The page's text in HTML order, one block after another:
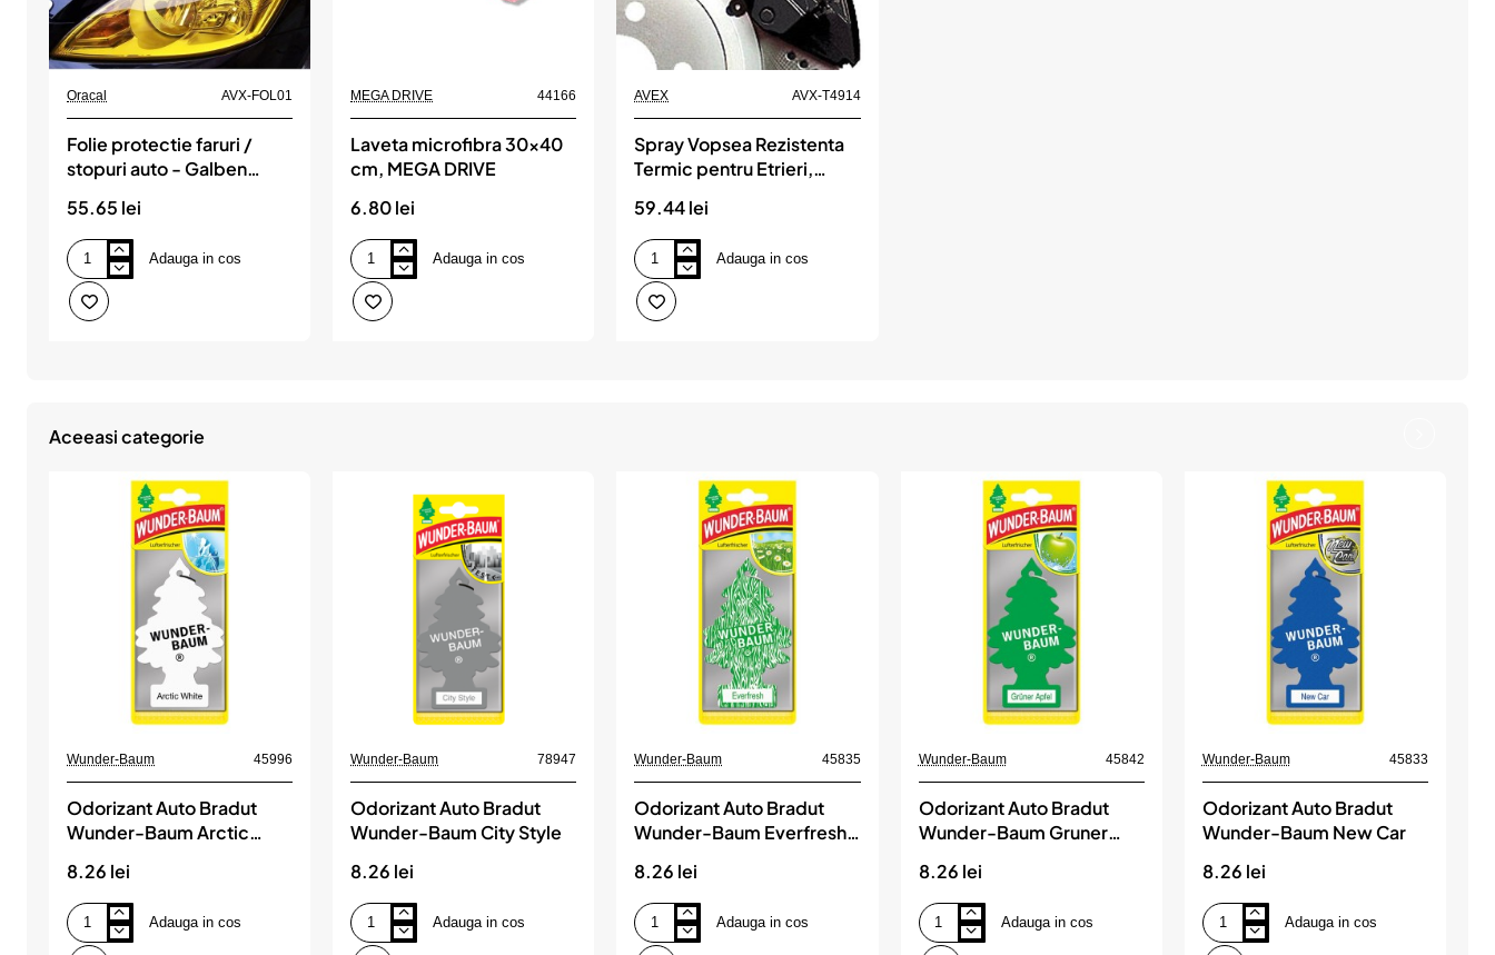
Produs de top
Oracal AVX-FOL01
Folie protectie faruri /
stopuri auto - Galben
55.65 lei
Folie
protectie
faruri
Oracal
Adauga in cos
MEGA DRIVE 44166
Laveta microfibra 30x40
cm, MEGA DRIVE
6.80 lei
Laveta
microfibra
30x40
cm,
Adauga in cos
AVEX AVX-T4914
Spray Vopsea Rezistenta
Termic pentru Etrieri,
Champion Color, 800 °C
59.44 lei
Spray
Vopsea
Rezistenta
Termic
Adauga in cos
Aceeasi categorie
Wunder-Baum 45996
Odorizant Auto Bradut
Wunder-Baum Arctic
8.26 lei
Odorizant
Auto
Adauga in cos
Wunder-Baum 78947
Odorizant Auto Bradut
Wunder-Baum City Style
8.26 lei
Odorizant
Auto
Adauga in cos
Wunder-Baum 45835
Odorizant Auto Bradut
Wunder-Baum Everfresh
8.26 lei
Odorizant
Auto
Adauga in cos
Wunder-Baum 45842
Odorizant Auto Bradut
Wunder-Baum Gruner
8.26 lei
Odorizant
Auto
Adauga in cos
Wunder-Baum 45833
Odorizant Auto Bradut
Wunder-Baum New Car
8.26 lei
Odorizant
Auto
Adauga in cos